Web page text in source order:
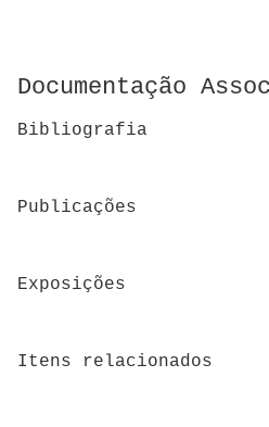
Documentação
Bibliografia
Publicações
Exposições
Itens relacionados